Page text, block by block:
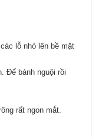
lỗ nhỏ lên bề mặt
Để bánh nguội rồi
rất ngon mắt.